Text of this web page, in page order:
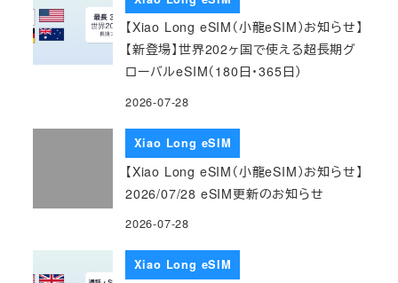
【Xiao Long eSIM（小龍eSIM）お知らせ】
【新登場】世界202ヶ国で使える超長期グ
ローバルeSIM（180日・365日）
2026-07-28
Xiao Long eSIM
【Xiao Long eSIM（小龍eSIM）お知らせ】
2026/07/28 eSIM更新のお知らせ
2026-07-28
Xiao Long eSIM